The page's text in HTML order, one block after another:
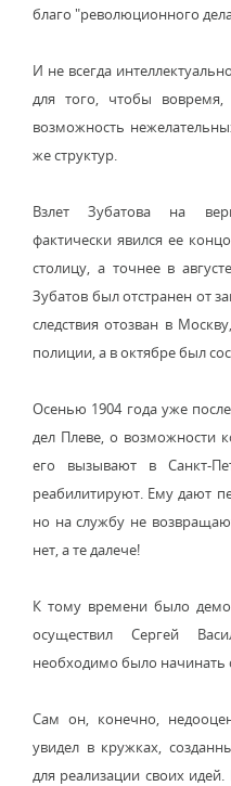
благо "революционного
И не всегда
для того, чтобы
возможность
же структур.
Взлет Зубатова на
фактически явился ее
столицу, а точнее в
Зубатов был отстранен от
следствия отозван в
полиции, а в октябре был
Осенью 1904 года уже
дел Плеве, о возможности
его вызывают в Санкт-
реабилитируют. Ему дают
но на службу не
нет, а те далече!
К тому времени было
осуществил Сергей
необходимо было начинать
Сам он, конечно,
увидел в кружках,
для реализации своих